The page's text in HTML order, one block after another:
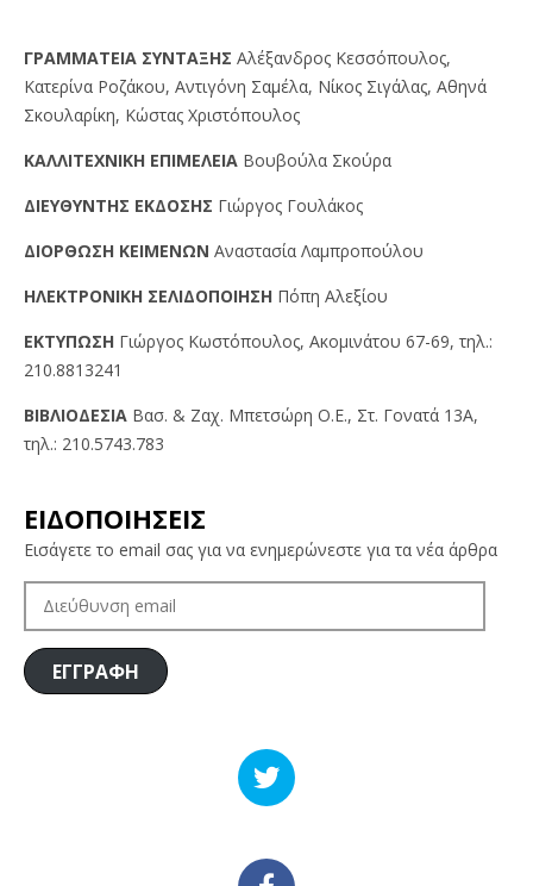
ΓPAMMATEIA ΣYNTAΞHΣ Αλέξανδρος Κεσσόπουλος,
Κατερίνα Ροζάκου, Αντιγόνη Σαμέλα, Νίκος Σιγάλας, Αθηνά
Σκουλαρίκη, Κώστας Χριστόπουλος
KAΛΛITEXNIKH EΠIMEΛEIA Βουβούλα Σκούρα
ΔIEYΘYNTHΣ EKΔOΣHΣ Γιώργος Γουλάκος
ΔIOPΘΩΣH KEIMENΩN Αναστασία Λαμπροπούλου
HΛEKTPONIKH ΣEΛIΔOΠOIHΣH Πόπη Αλεξίου
EKTYΠΩΣH Γιώργος Kωστόπουλος, Aκομινάτου 67-69, τηλ.:
210.8813241
BIBΛIOΔEΣIA Βασ. & Ζαχ. Μπετσώρη O.Ε., Στ. Γονατά 13A,
τηλ.: 210.5743.783
ΕΙΔΟΠΟΙΗΣΕΙΣ
Εισάγετε το email σας για να ενημερώνεστε για τα νέα άρθρα
ΔΙΕΎΘΥΝΣΗ
ΕΓΓΡΑΦΗ